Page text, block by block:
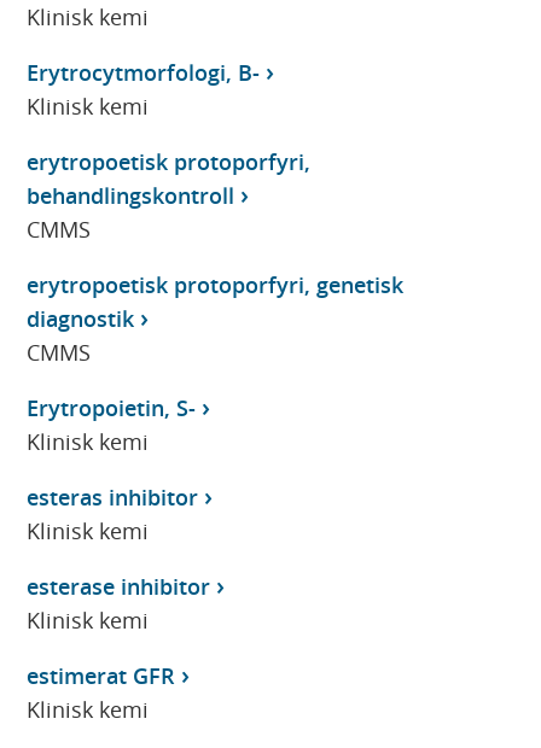
Klinisk kemi
Erytrocytmorfologi, B-
Klinisk kemi
erytropoetisk protoporfyri,
behandlingskontroll
CMMS
erytropoetisk protoporfyri, genetisk
diagnostik
CMMS
Erytropoietin, S-
Klinisk kemi
esteras inhibitor
Klinisk kemi
esterase inhibitor
Klinisk kemi
estimerat GFR
Klinisk kemi